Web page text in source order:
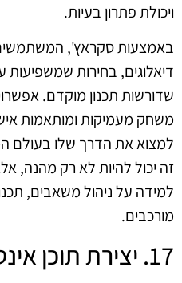
ויכולת פתרון בעיות.
באמצעות סקראץ', המשתמשים
דיאלוגים, בחירות
שדורשות תכנון מוקדם.
משחק מעמיקות ומותאמות
למצוא את הדרך שלו בעולם
זה יכול להיות לא רק מהנה,
למידה על ניהול משאבים,
מורכבים.
17. יצירת תוכן אינטראקטיבי להוראה